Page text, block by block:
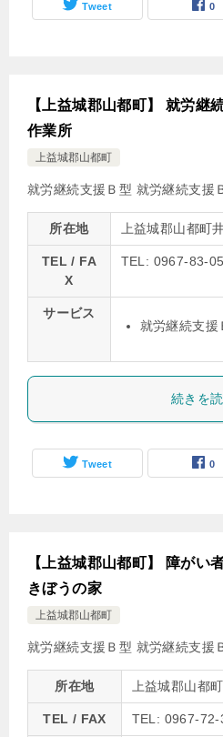
Tweet 0
【上益城郡山都町】 就労
作業所
上益城郡山都町
就労継続支援Ｂ型 就労継続支援
所在地 上益城郡山都町
TEL / FA
X
TEL: 0967-83-
サービス
就労継続支援
続きを
Tweet 0
【上益城郡山都町】 障が
きぼうの家
上益城郡山都町
就労継続支援Ｂ型 就労継続支援
所在地 上益城郡山都
TEL / FAX TEL: 0967-72-